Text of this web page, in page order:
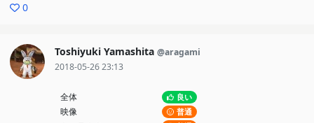
0
Toshiyuki Yamashita @aragami
2018-05-26 23:13
全体 良い
映像 普通